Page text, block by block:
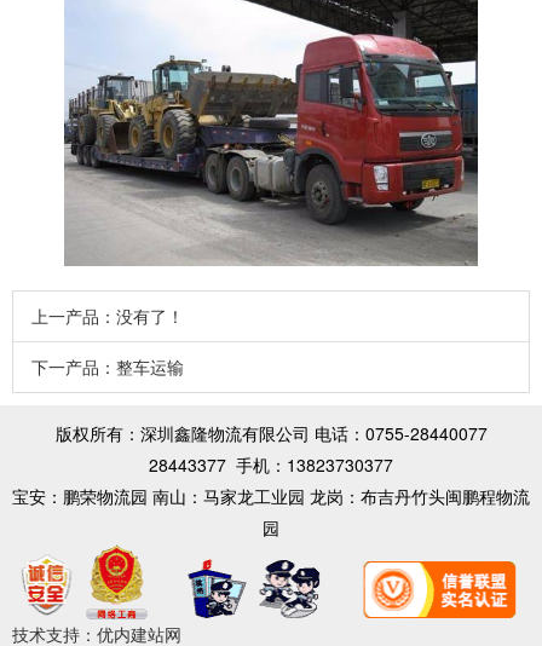
上一产品：没有了！
下一产品： 整车运输
版权所有：深圳鑫隆物流有限公司 电话：0755-28440077
28443377 手机： 13823730377
宝安：鹏荣物流园 南山：马家龙工业园 龙岗：布吉丹竹头闽鹏程物流
园
技术支持： 优内建站网